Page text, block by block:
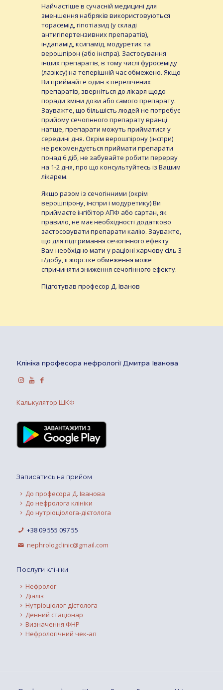
Найчастіше в сучасній медицині для
зменшення набряків використовуються
торасемід, гіпотіазид (у складі
антигіпертензивних препаратів),
індапамід, ксипамід, модуретик та
верошпірон (або інспра). Застосування
інших препаратів, в тому числі фуросеміду
(лазіксу) на теперішній час обмежено. Якщо
Ви приймайте один з перелічених
препаратів, зверніться до лікаря щодо
поради зміни дози або самого препарату.
Зауважте, що більшість людей не потребує
прийому сечогінного препарату вранці
натще, препарати можуть прийматися у
середині дня. Окрім верошпірону (інспри)
не рекомендується приймати препарати
понад 6 діб, не забувайте робити перерву
на 1-2 дня, про що консультуйтесь із Вашим
лікарем.
Якщо разом із сечогінними (окрім
верошпірону, інспри і модуретику) Ви
приймаєте інгібітор АПФ або сартан, як
правило, не має необхідності додатково
застосовувати препарати калію. Зауважте,
що для підтримання сечогінного ефекту
Вам необхідно мати у раціоні харчову сіль 3
г/добу, її жорстке обмеження може
спричиняти зниження сечогінного ефекту.
Підготував професор Д. Іванов
Клініка професора нефрології Дмитра Іванова
Калькулятор ШКФ
Записатись на прийом
До професора Д. Іванова
До нефролога клініки
До нутріоціолога-дієтолога
+38 09 555 097 55
nephrologclinic@gmail.com
Послуги клініки
Нефролог
Діаліз
Нутріоціолог-дієтолога
Денний стаціонар
Визначення ФНР
Нефрологічний чек-ап